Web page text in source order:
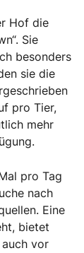
Hof die
Sie
besonders
sie die
pro Tier,
mehr
pro Tag
nach
Eine
bietet
vor